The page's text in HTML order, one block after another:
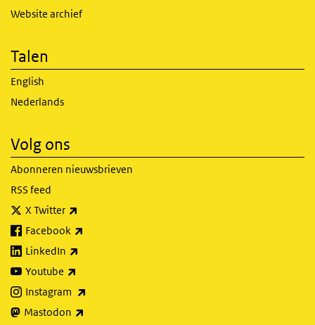
Website archief
Talen
English
Nederlands
Volg ons
Abonneren nieuwsbrieven
RSS feed
X Twitter
Facebook
LinkedIn
Youtube
Instagram
Mastodon